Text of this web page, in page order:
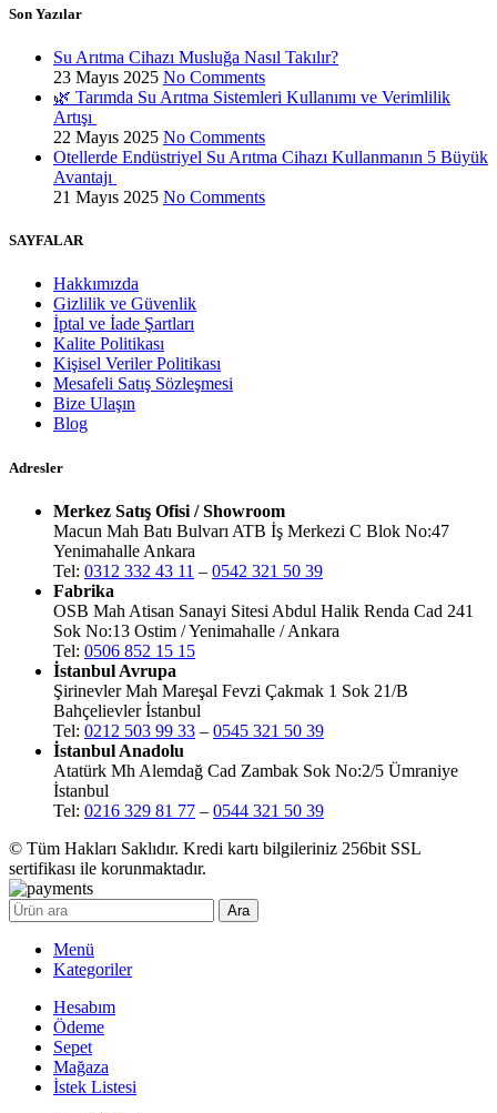
Son Yazılar
Su Arıtma Cihazı Musluğa Nasıl Takılır?
23 Mayıs 2025 No Comments
🌿 Tarımda Su Arıtma Sistemleri Kullanımı ve Verimlilik
Artışı
22 Mayıs 2025 No Comments
Otellerde Endüstriyel Su Arıtma Cihazı Kullanmanın 5 Büyük
Avantajı
21 Mayıs 2025 No Comments
SAYFALAR
Hakkımızda
Gizlilik ve Güvenlik
İptal ve İade Şartları
Kalite Politikası
Kişisel Veriler Politikası
Mesafeli Satış Sözleşmesi
Bize Ulaşın
Blog
Adresler
Merkez Satış Ofisi / Showroom
Macun Mah Batı Bulvarı ATB İş Merkezi C Blok No:47
Yenimahalle Ankara
Tel: 0312 332 43 11 – 0542 321 50 39
Fabrika
OSB Mah Atisan Sanayi Sitesi Abdul Halik Renda Cad 241
Sok No:13 Ostim / Yenimahalle / Ankara
Tel: 0506 852 15 15
İstanbul Avrupa
Şirinevler Mah Mareşal Fevzi Çakmak 1 Sok 21/B
Bahçelievler İstanbul
Tel: 0212 503 99 33 – 0545 321 50 39
İstanbul Anadolu
Atatürk Mh Alemdağ Cad Zambak Sok No:2/5 Ümraniye
İstanbul
Tel: 0216 329 81 77 – 0544 321 50 39
© Tüm Hakları Saklıdır. Kredi kartı bilgileriniz 256bit SSL
sertifikası ile korunmaktadır.
Ara
Menü
Kategoriler
Hesabım
Ödeme
Sepet
Mağaza
İstek Listesi